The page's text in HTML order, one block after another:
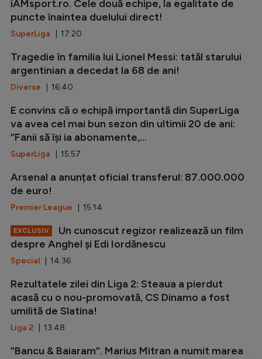
iAMsport.ro. Cele două echipe, la egalitate de
puncte înaintea duelului direct!
SuperLiga | 17:20
Tragedie în familia lui Lionel Messi: tatăl starului
argentinian a decedat la 68 de ani!
Diverse | 16:40
E convins că o echipă importantă din SuperLiga
va avea cel mai bun sezon din ultimii 20 de ani:
”Fanii să își ia abonamente,...
SuperLiga | 15:57
Arsenal a anunțat oficial transferul: 87.000.000
de euro!
Premier League | 15:14
EXCLUSIV
Un cunoscut regizor realizează un film
despre Anghel și Edi Iordănescu
Special | 14:36
Rezultatele zilei din Liga 2: Steaua a pierdut
acasă cu o nou-promovată, CS Dinamo a fost
umilită de Slatina!
Liga 2 | 13:48
”Bancu & Baiaram”. Marius Mitran a numit marea